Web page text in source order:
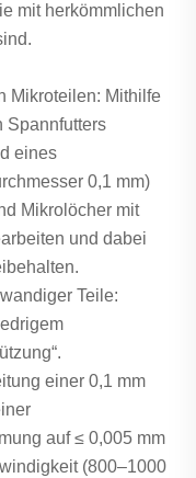
mit herkömmlichen
Mikroteilen: Mithilfe
Spannfutters
eines
0,1 mm)
Mikrolöcher mit
und dabei
Teile:
einer 0,1 mm
auf ≤ 0,005 mm
(800–1000